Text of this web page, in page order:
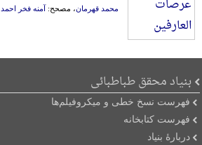
محمد قهرمان، مصحح: آمنه فخر احمد
بنیاد محقق طباطبائی
فهرست نسخ خطی و میکروفیلم‌ها
فهرست کتابخانه
دربارۀ بنیاد